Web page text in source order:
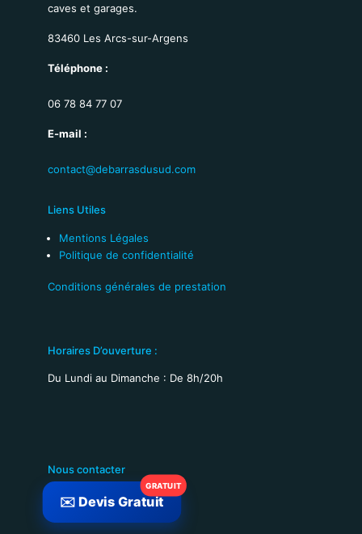
caves et garages.
83460 Les Arcs-sur-Argens
Téléphone :
06 78 84 77 07
E-mail :
contact@debarrasdusud.com
Liens Utiles
Mentions Légales
Politique de confidentialité
Conditions générales de prestation
Horaires D’ouverture :
Du Lundi au Dimanche : De 8h/20h
Nous contacter
✉️ Devis Gratuit